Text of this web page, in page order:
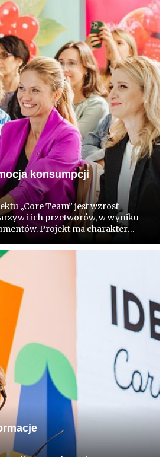
konsumpcji
„Core Team” jest wzrost
i ich przetworów, w wyniku
Projekt ma charakter
gatunkom, grupom
kon...